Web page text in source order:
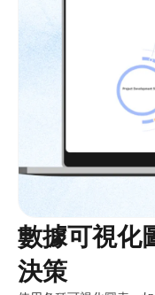
數據可視化
決策